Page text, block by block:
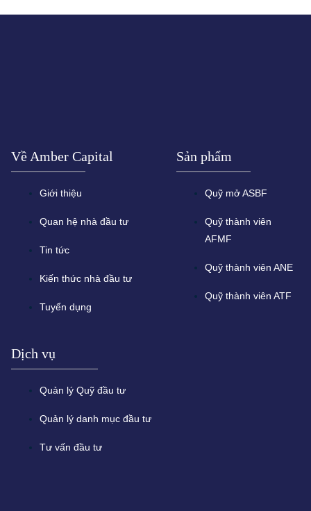
Về Amber Capital
Giới thiệu
Quan hệ nhà đầu tư
Tin tức
Kiến thức nhà đầu tư
Tuyển dụng
Sản phẩm
Quỹ mở ASBF
Quỹ thành viên
AFMF
Quỹ thành viên ANE
Quỹ thành viên ATF
Dịch vụ
Quản lý Quỹ đầu tư
Quản lý danh mục đầu tư
Tư vấn đầu tư